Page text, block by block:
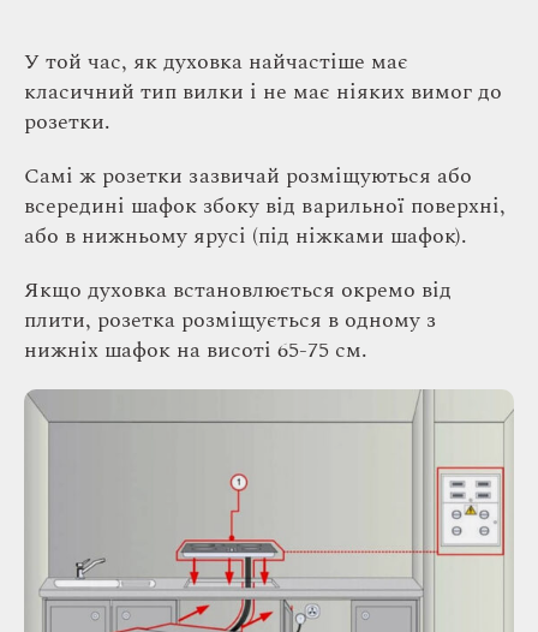
У той час, як духовка найчастіше має
класичний тип вилки і не має ніяких вимог до
розетки.
Самі ж розетки зазвичай розміщуються або
всередині шафок збоку від варильної поверхні,
або в нижньому ярусі (під ніжками шафок).
Якщо духовка встановлюється окремо від
плити, розетка розміщується в одному з
нижніх шафок на висоті 65-75 см.